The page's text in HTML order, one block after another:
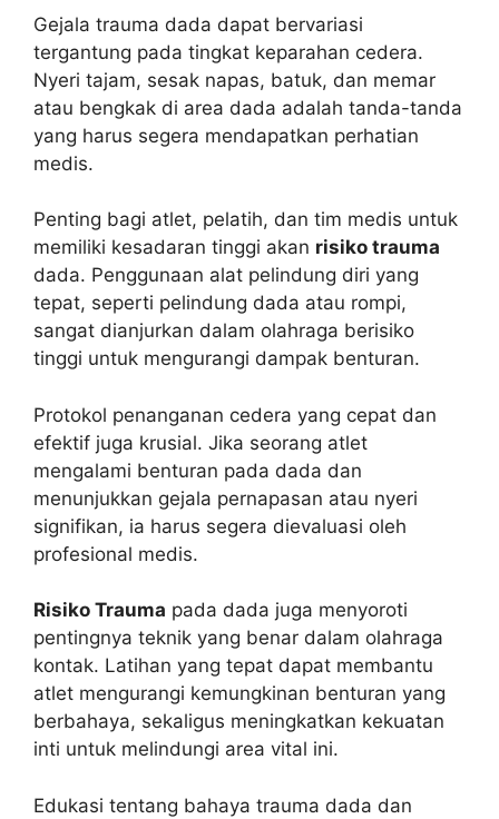
Gejala trauma dada dapat bervariasi
tergantung pada tingkat keparahan cedera.
Nyeri tajam, sesak napas, batuk, dan memar
atau bengkak di area dada adalah tanda-tanda
yang harus segera mendapatkan perhatian
medis.
Penting bagi atlet, pelatih, dan tim medis untuk
memiliki kesadaran tinggi akan risiko trauma
dada. Penggunaan alat pelindung diri yang
tepat, seperti pelindung dada atau rompi,
sangat dianjurkan dalam olahraga berisiko
tinggi untuk mengurangi dampak benturan.
Protokol penanganan cedera yang cepat dan
efektif juga krusial. Jika seorang atlet
mengalami benturan pada dada dan
menunjukkan gejala pernapasan atau nyeri
signifikan, ia harus segera dievaluasi oleh
profesional medis.
Risiko Trauma pada dada juga menyoroti
pentingnya teknik yang benar dalam olahraga
kontak. Latihan yang tepat dapat membantu
atlet mengurangi kemungkinan benturan yang
berbahaya, sekaligus meningkatkan kekuatan
inti untuk melindungi area vital ini.
Edukasi tentang bahaya trauma dada dan